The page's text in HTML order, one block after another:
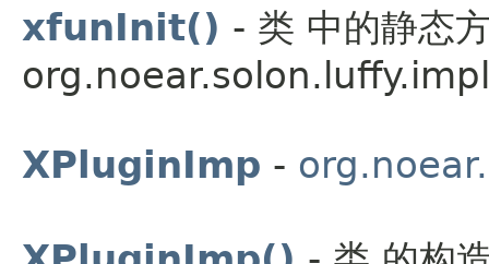
xfunInit() - 类 中的静态
XPluginImp -